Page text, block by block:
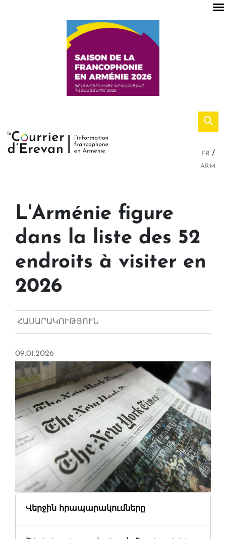
FR
ARM
L'Arménie figure
dans la liste des 52
endroits à visiter en
2026
ՀԱՍԱՐԱԿՈՒԹՅՈՒՆ
09.01.2026
Վերջին հրապարակումները